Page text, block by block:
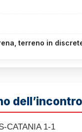
terreno in
dell’incontro
CATANIA 1-1